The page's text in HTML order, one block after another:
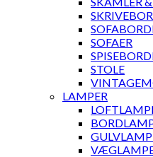
SOFAER
STOLE
LAMPER